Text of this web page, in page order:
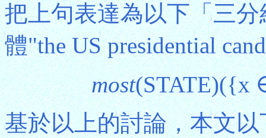
把上句表達為以下「三
體"the US presidential
most(STATE)({x
基於以上的討論，本文